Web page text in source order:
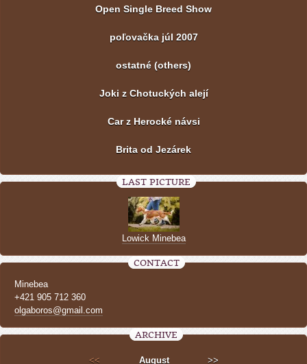
Open Single Breed Show
poľovačka júl 2007
ostatné (others)
Joki z Chotuckých alejí
Car z Herocké návsi
Brita od Jezárek
LAST PICTURE
Lowick Minebea
CONTACT
Minebea
+421 905 712 360
olgaboros@gmail.com
ARCHIVE
<< August >>